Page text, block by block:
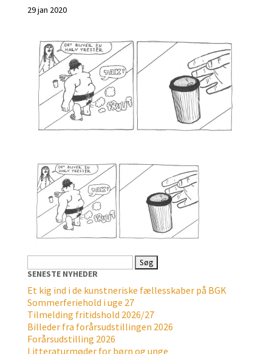
29 jan 2020
efter:
SENESTE NYHEDER
Et kig ind i de kunstneriske fællesskaber på BGK
Sommerferiehold i uge 27
Tilmelding fritidshold 2026/27
Billeder fra forårsudstillingen 2026
Forårsudstilling 2026
Litteraturmøder for børn og unge